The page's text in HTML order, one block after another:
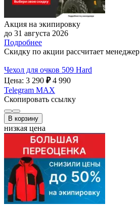
Акция на экипировку
до 31 августа 2026
Подробнее
Скидку по акции рассчитает менеджер
Чехол для очков 509 Hard
Цена: 3 290 ₽ 4 990
Telegram MAX
Скопировать ссылку
В корзину
низкая цена